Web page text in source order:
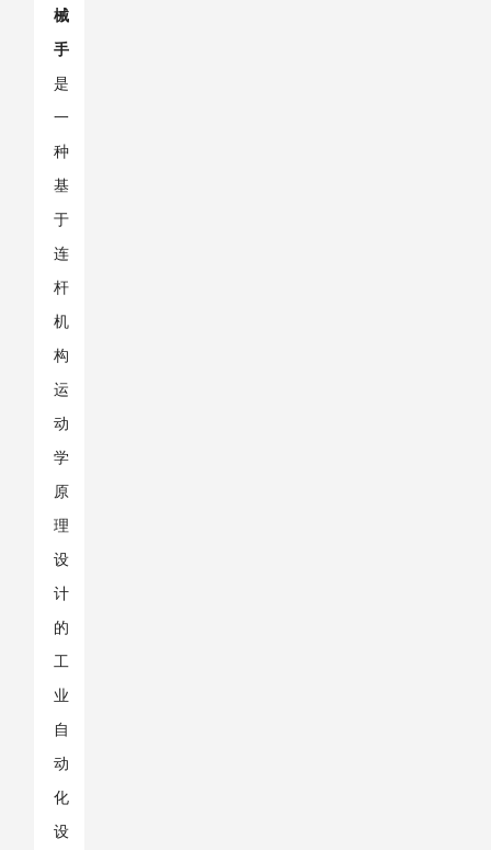
械
手
是
一
种
基
于
连
杆
机
构
运
动
学
原
理
设
计
的
工
业
自
动
化
设